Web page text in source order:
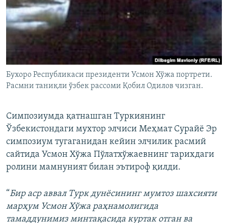
Бухоро Республикаси президенти Усмон Хўжа портрети.
Расмни таниқли ўзбек рассоми Қобил Одилов чизган.
Симпозиумда қатнашган Туркиянинг
Ўзбекистондаги мухтор элчиси Меҳмат Сурайë Эр
симпозиум тугаганидан кейин элчилик расмий
сайтида Усмон Хўжа Пўлатхўжаевнинг тарихдаги
ролини мамнуният билан эътирoф қилди.
“Бир аср аввал Турк дунёсининг мумтоз шахсияти
марҳум Усмон Хўжа раҳнамолигида
тамаддунимиз минтақасида куртак отган ва